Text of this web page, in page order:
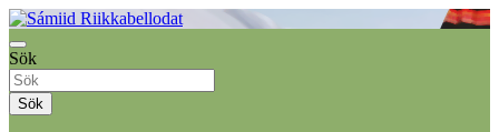
Sámiid Riikkabellodat
Samelandspartiet
Sök
Sök